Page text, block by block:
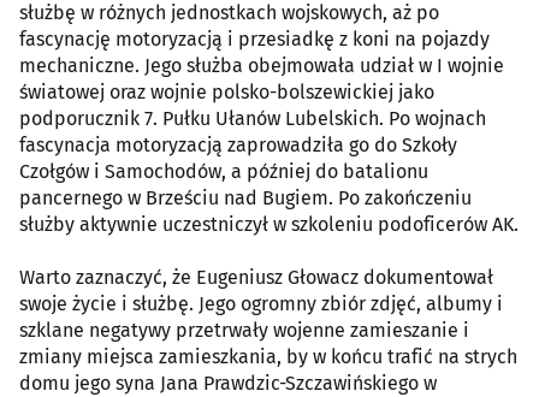
służbę w różnych jednostkach wojskowych, aż po
fascynację motoryzacją i przesiadkę z koni na pojazdy
mechaniczne. Jego służba obejmowała udział w I wojnie
światowej oraz wojnie polsko-bolszewickiej jako
podporucznik 7. Pułku Ułanów Lubelskich. Po wojnach
fascynacja motoryzacją zaprowadziła go do Szkoły
Czołgów i Samochodów, a później do batalionu
pancernego w Brześciu nad Bugiem. Po zakończeniu
służby aktywnie uczestniczył w szkoleniu podoficerów AK.
Warto zaznaczyć, że Eugeniusz Głowacz dokumentował
swoje życie i służbę. Jego ogromny zbiór zdjęć, albumy i
szklane negatywy przetrwały wojenne zamieszanie i
zmiany miejsca zamieszkania, by w końcu trafić na strych
domu jego syna Jana Prawdzic-Szczawińskiego w